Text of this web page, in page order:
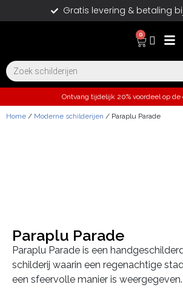
Gratis levering & betaling
0
Ontvang tijdelijk 20% voordeel op de
Home / Moderne schilderijen / Paraplu Parade
Paraplu Parade
Paraplu Parade is een
schilderij waarin een regenachtige
een sfeervolle manier is